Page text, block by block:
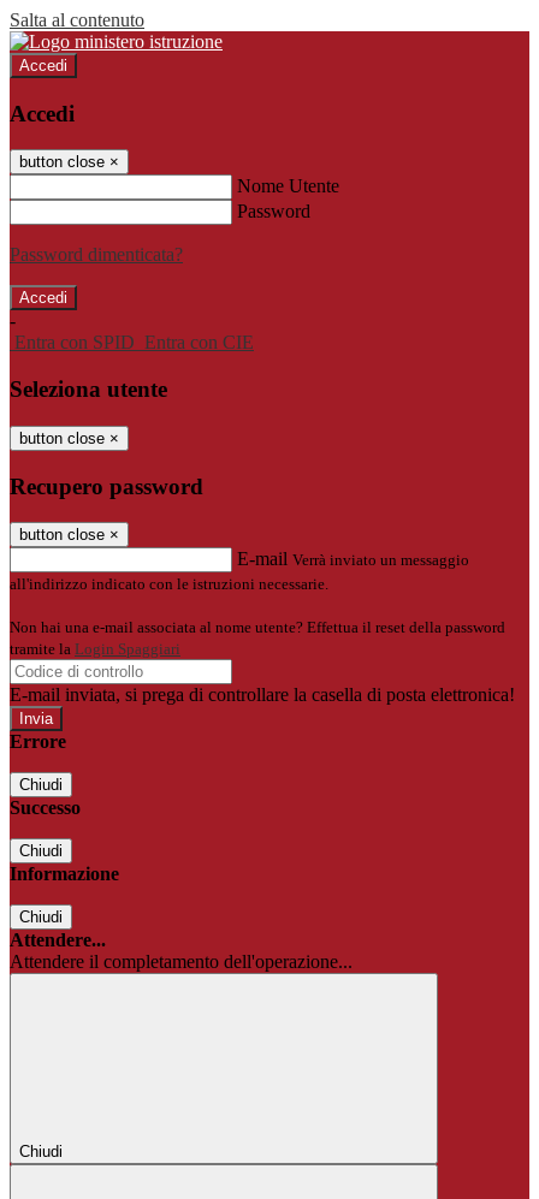
Salta al contenuto
Accedi
Accedi
button close ×
Nome Utente
Password
Password dimenticata?
-
Entra con SPID Entra con CIE
Seleziona utente
button close ×
Recupero password
button close ×
E-mail Verrà inviato un messaggio
all'indirizzo indicato con le istruzioni necessarie.
Non hai una e-mail associata al nome utente? Effettua il reset della password
tramite la Login Spaggiari
E-mail inviata, si prega di controllare la casella di posta elettronica!
Errore
Chiudi
Successo
Chiudi
Informazione
Chiudi
Attendere...
Attendere il completamento dell'operazione...
Chiudi